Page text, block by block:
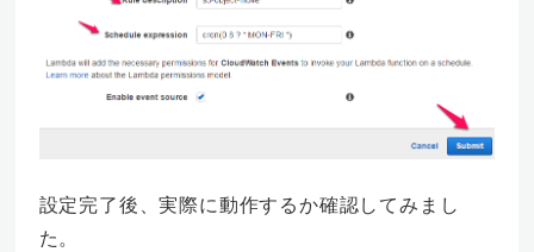
設定完了後、実際に動作するか確認してみまし
た。